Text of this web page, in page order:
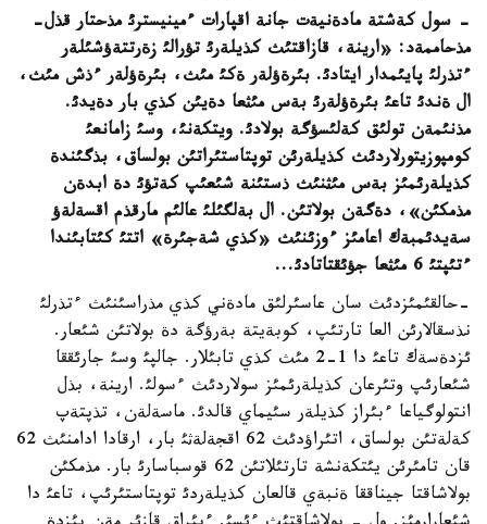
- سول كةشتة مادةنيةت جانة اقپارات ءمينيسترئ مذحتار قذل-
مذحاممةد: «ارينة، قازاقتئث كذيلةرئ تؤرالئ زةرتتةؤشئلةر
ءتذرلئ پايئمدار ايتادئ. بئرةؤلةر ةكئ مئث، بئرةؤلةر ءذش مئث،
ال ةندئ تاعئ بئرةؤلةرئ بةس مئثعا دةيئن كذي بار دةيدئ.
مذنئمةن تولئق كةلئسؤگة بولادئ. ويتكةنئ، وسئ زامانعئ
كومپوزيتورلاردئث كذيلةرئن توپتاستئراتئن بولساق، بذگئندة
كذيلةرئمئز بةس مئثنئث ذستئنة شئعئپ كةتؤئ دة ابدةن
مذمكئن»، دةگةن بولاتئن. ال بةلگئلئ عالئم مارقذم اقسةلةؤ
سةيدئمبةك اعامئز ءوزئنئث «كذي شةجئرة» اتتئ كئتابئندا
ءتئپتئ 6 مئثعا جؤئقتاتادئ...
-حالقئمئزدئث سان عاسئرلئق مادةني كذي مذراسئنئث ءتذرلئ
نذسقالارئن العا تارتئپ، كوبةيتة بةرؤگة دة بولاتئن شئعار.
ئزدةسةك تاعئ دا 1-2 مئث كذي تابئلار. جالپئ وسئ جارئققا
شئعارئپ وتئرعان كذيلةرئمئز سولاردئث ءسولئ. ارينة، بذل
انتولوگياعا ءبئراز كذيلةر سئيماي قالدئ. ماسةلةن، تذپتةپ
كةلةتئن بولساق، اتئراؤدئث 62 اقجةلةثئ بار، ارقادا ادامنئث 62
قان تامئرئن يئتكةنشة تارتئلاتئن 62 قوسباسارئ بار. مذمكئن
بولاشاقتا جيناققا ةنبةي قالعان كذيلةردئ توپتاستئرئپ، تاعئ دا